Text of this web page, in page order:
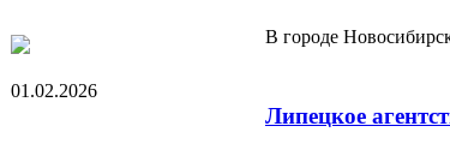
В городе
01.02.2026
Липецкое